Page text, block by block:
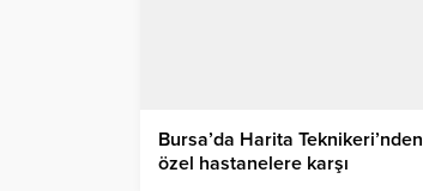
Bursa’da Harita Teknikeri’nden
özel hastanelere karşı